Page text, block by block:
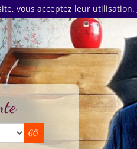
vous acceptez leur utilisation.